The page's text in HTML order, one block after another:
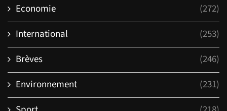
Economie
(272)
International
(253)
Brèves
(246)
Environnement
(231)